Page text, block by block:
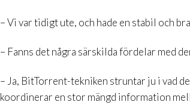
– Vi var tidigt ute, och hade en stabil och
– Fanns det några särskilda fördelar med
– Ja, BitTorrent-tekniken struntar ju i vad
koordinerar en stor mängd information